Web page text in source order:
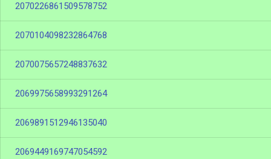
2070226861509578752
2070104098232864768
2070075657248837632
2069975658993291264
2069891512946135040
2069449169747054592